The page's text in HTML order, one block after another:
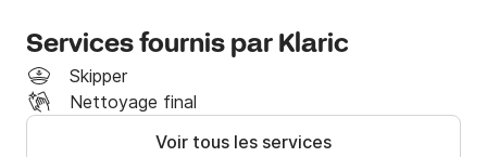
d'un permis valide, vous pouvez choisir de naviguer
vous-même ou de laisser l'un de nos skippers
professionnels vous emmener pour des vacances de
rêve.
Services fournis par Klaric
Skipper
Nettoyage final
Voir tous les services